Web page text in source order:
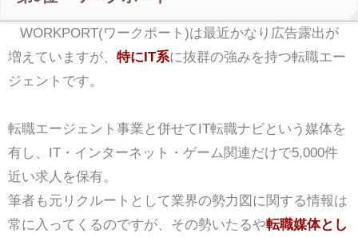
WORKPORT(ワークポート)は最近かなり広告露出が
増えていますが、 特にIT系に抜群の強みを持つ転職エー
ジェントです。
転職エージェント事業と併せてIT転職ナビという媒体を
有し、IT・インターネット・ゲーム関連だけで5,000件
近い求人を保有。
筆者も元リクルートとして業界の勢力図に関する情報は
常に入ってくるのですが、その勢いたるや転職媒体とし